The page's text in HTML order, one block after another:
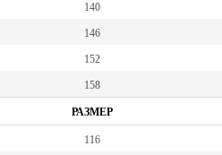
140
146
152
158
РАЗМЕР
116